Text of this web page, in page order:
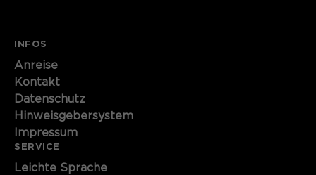
INFOS
Anreise
Kontakt
Datenschutz
Hinweisgebersystem
Impressum
SERVICE
Leichte Sprache